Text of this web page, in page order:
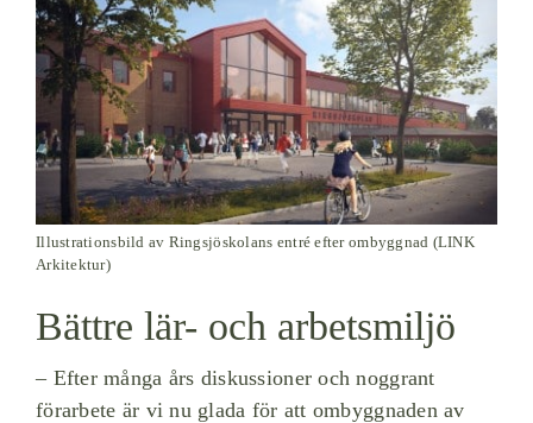
Illustrationsbild av Ringsjöskolans entré efter ombyggnad (LINK
Arkitektur)
Bättre lär- och arbetsmiljö
– Efter många års diskussioner och noggrant
förarbete är vi nu glada för att ombyggnaden av